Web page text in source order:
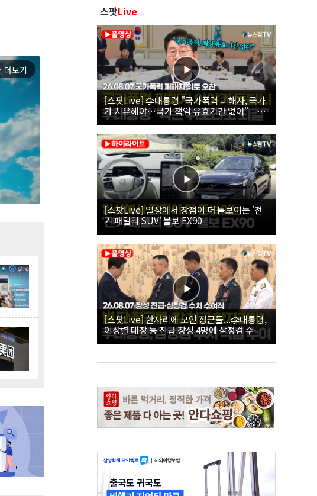
더보기
스팟Live
[스팟Live] 李대통령 "국가폭력 피해자, 국가
가 치유해야…국가 책임 유효기간 없어"｜
26.08.07 국가폭력 피해자 위로 오찬
[스팟Live] 일상에서 장점이 더 돋보이는 '전
기 패밀리 SUV' 볼보 EX90
[스팟Live] 한자리에 모인 장군들...李대통령,
이상렬 대장 등 진급 장성 4명에 삼정검 수치
직접 수여｜26.08.07 장성 진급·삼정검 수치